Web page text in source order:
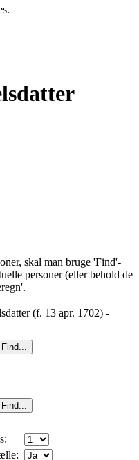
skal man bruge 'Find'-
personer (eller behold de
(f. 13 apr. 1702) -